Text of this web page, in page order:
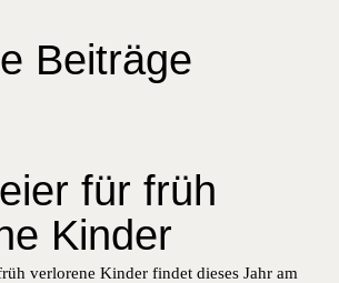
Beiträge
für früh
Kinder
ver­lorene Kinder find­et dieses Jahr am